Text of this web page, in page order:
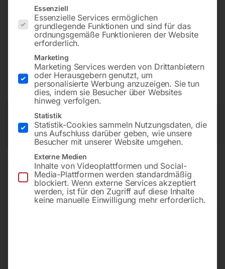
für Bomar Ergonomic
222,00
inkl. MwSt. zzgl.Versandkosten
Lieferzeit:ca. 2 - 3 Tage
Versandkosten Standard (Österreich):
Bitte beachten Sie: Die Versandkosten gelten für Österreich.
Andere Länder können abweichen.
In den Warenkorb
Es folgt eine Liste der Service-Gruppen, für die eine
Essenziell
Essenzielle Services ermöglichen
grundlegende Funktionen und sind für das
ordnungsgemäße Funktionieren der Website
erforderlich.
Marketing
Marketing Services werden von Drittanbietern
oder Herausgebern genutzt, um
personalisierte Werbung anzuzeigen. Sie tun
dies, indem sie Besucher über Websites
hinweg verfolgen.
Statistik
Statistik-Cookies sammeln Nutzungsdaten, die
uns Aufschluss darüber geben, wie unsere
Besucher mit unserer Website umgehen.
Externe Medien
Inhalte von Videoplattformen und Social-
Media-Plattformen werden standardmäßig
blockiert. Wenn externe Services akzeptiert
werden, ist für den Zugriff auf diese Inhalte
keine manuelle Einwilligung mehr erforderlich.